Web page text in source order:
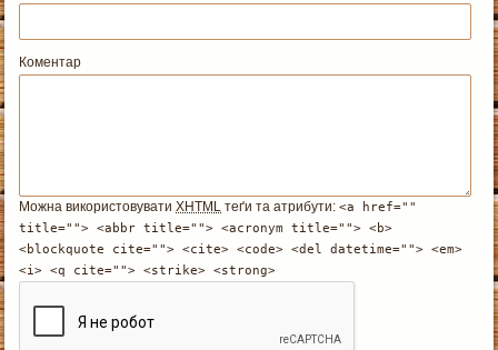
Коментар
Можна використовуватиXHTML теґи та атрибути:<a href=""
title=""> <abbr title=""> <acronym title=""> <b>
<blockquote cite=""> <cite> <code> <del datetime=""> <em>
<i> <q cite=""> <strike> <strong>